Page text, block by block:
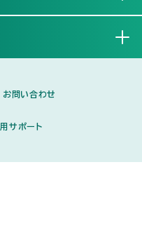
お問い合わせ
サポート